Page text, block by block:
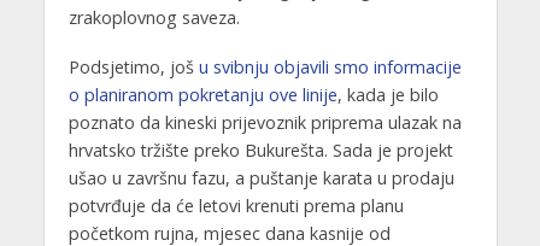
zrakoplovnog saveza.
Podsjetimo, još u svibnju objavili smo informacije
o planiranom pokretanju ove linije, kada je bilo
poznato da kineski prijevoznik priprema ulazak na
hrvatsko tržište preko Bukurešta. Sada je projekt
ušao u završnu fazu, a puštanje karata u prodaju
potvrđuje da će letovi krenuti prema planu
početkom rujna, mjesec dana kasnije od